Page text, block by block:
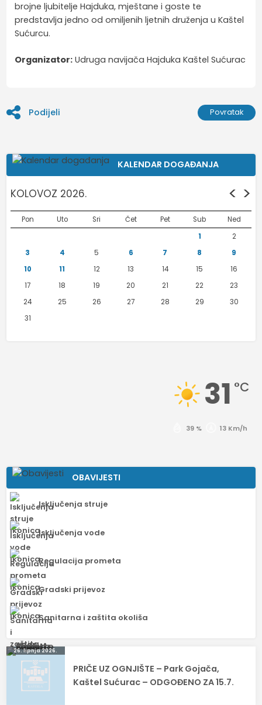
brojne ljubitelje Hajduka, mještane i goste te
predstavlja jedno od omiljenih ljetnih druženja u Kaštel
Sućurcu.
Organizator: Udruga navijača Hajduka Kaštel Sućurac
Podijeli Povratak
31 °C
39 % 13 Km/h
KALENDAR DOGAĐANJA
KOLOVOZ 2026. < >
Pon Uto Sri Čet Pet Sub
Ned
1
2
3
4 5 6 7 8
9
10
11 12 13 14 15
16
17
18 19 20 21 22
23
24
25 26 27 28 29
30
31
OBAVIJESTI
Isključenja struje
Isključenja vode
Regulacija prometa
Gradski prijevoz
Sanitarna i zaštita okoliša
Navigacija
objava
26. lipnja 2026.
PRIČE UZ OGNJIŠTE – Park Gojača,
Kaštel Sućurac – ODGOĐENO ZA 15.7.